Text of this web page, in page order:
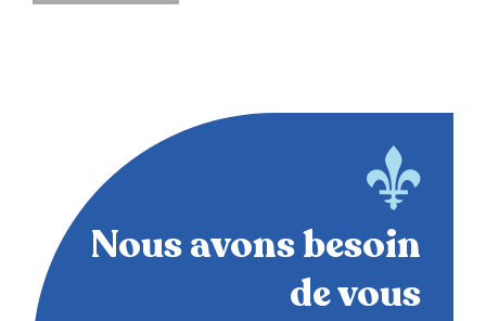
Nous avons besoin
de vous